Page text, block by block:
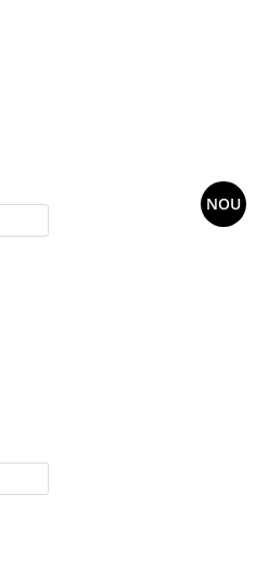
NOU